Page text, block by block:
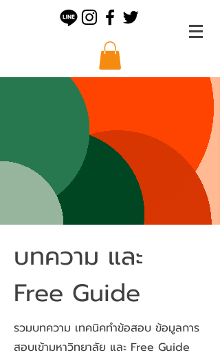
บทความ และ
Free Guide
รวมบทความ เทคนิคทำข้อสอบ ข้อมูลการ
สอบเข้ามหาวิทยาลัย และ Free Guide